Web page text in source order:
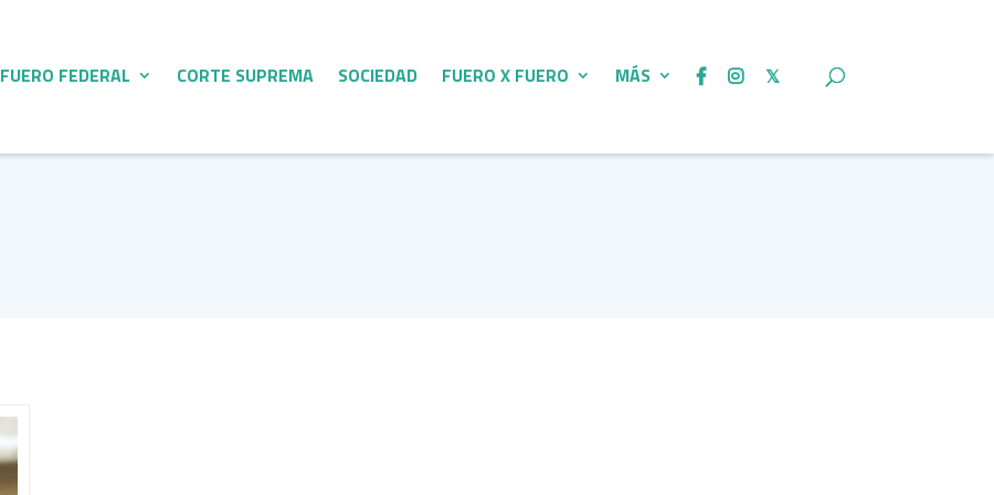
FUERO FEDERAL CORTE SUPREMA SOCIEDAD FUERO X FUERO MÁS